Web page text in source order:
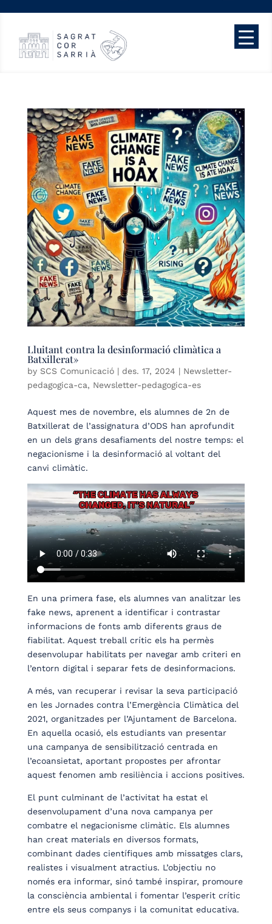
Lluitant contra la desinformació climàtica a
Batxillerat»
by SCS Comunicació| des. 17, 2024 | Newsletter-
pedagogica-ca, Newsletter-pedagogica-es
Aquest mes de novembre, els alumnes de 2n de
Batxillerat de l’assignatura d’ODS han aprofundit
en un dels grans desafiaments del nostre temps: el
negacionisme i la desinformació al voltant del
canvi climàtic.
En una primera fase, els alumnes van analitzar les
fake news, aprenent a identificar i contrastar
informacions de fonts amb diferents graus de
fiabilitat. Aquest treball crític els ha permès
desenvolupar habilitats per navegar amb criteri en
l’entorn digital i separar fets de desinformacions.
A més, van recuperar i revisar la seva participació
en les Jornades contra l’Emergència Climàtica del
2021, organitzades per l’Ajuntament de Barcelona.
En aquella ocasió, els estudiants van presentar
una campanya de sensibilització centrada en
l’ecoansietat, aportant propostes per afrontar
aquest fenomen amb resiliència i accions positives.
El punt culminant de l’activitat ha estat el
desenvolupament d’una nova campanya per
combatre el negacionisme climàtic. Els alumnes
han creat materials en diversos formats,
combinant dades científiques amb missatges clars,
realistes i visualment atractius. L’objectiu no
només era informar, sinó també inspirar, promoure
la consciència ambiental i fomentar l’esperit crític
entre els seus companys i la comunitat educativa.